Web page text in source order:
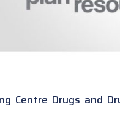
Centre Drugs and